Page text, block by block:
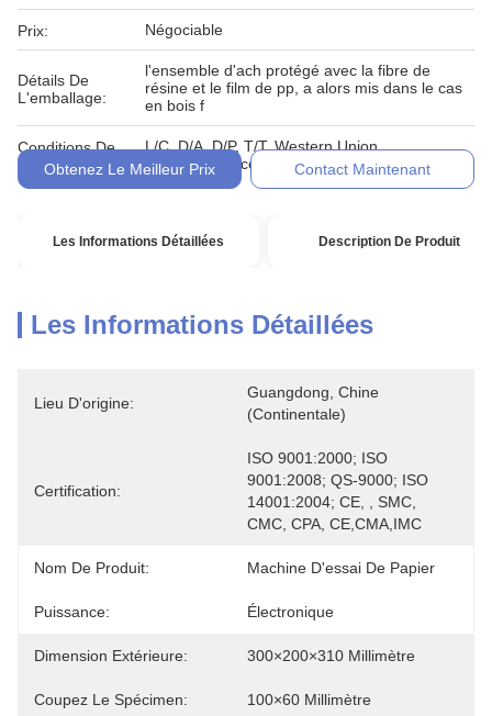
Prix: Négociable
Détails De
L'emballage:
l'ensemble d'ach protégé avec la fibre de
résine et le film de pp, a alors mis dans le cas
en bois f
Conditions De
Paiement:
L/C, D/A, D/P, T/T, Western Union,
MoneyGram, comptant, engagement
Obtenez Le Meilleur Prix Contact Maintenant
Les Informations Détaillées Description De Produit
Les Informations Détaillées
Lieu D'origine:
Guangdong, Chine
(continentale)
Certification:
ISO 9001:2000; ISO
9001:2008; QS-9000; ISO
14001:2004; CE, , SMC,
CMC, CPA, CE,CMA,IMC
Nom De Produit: Machine D'essai De Papier
Puissance: Électronique
Dimension Extérieure: 300×200×310 Millimètre
Coupez Le Spécimen: 100×60 Millimètre